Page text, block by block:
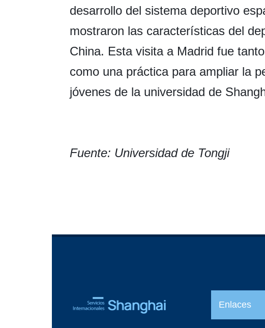
desarrollo del sistema deportivo
mostraron las características del
China. Esta visita a Madrid fue
como una práctica para ampliar la
jóvenes de la universidad de
Fuente: Universidad de Tongji
Enlaces